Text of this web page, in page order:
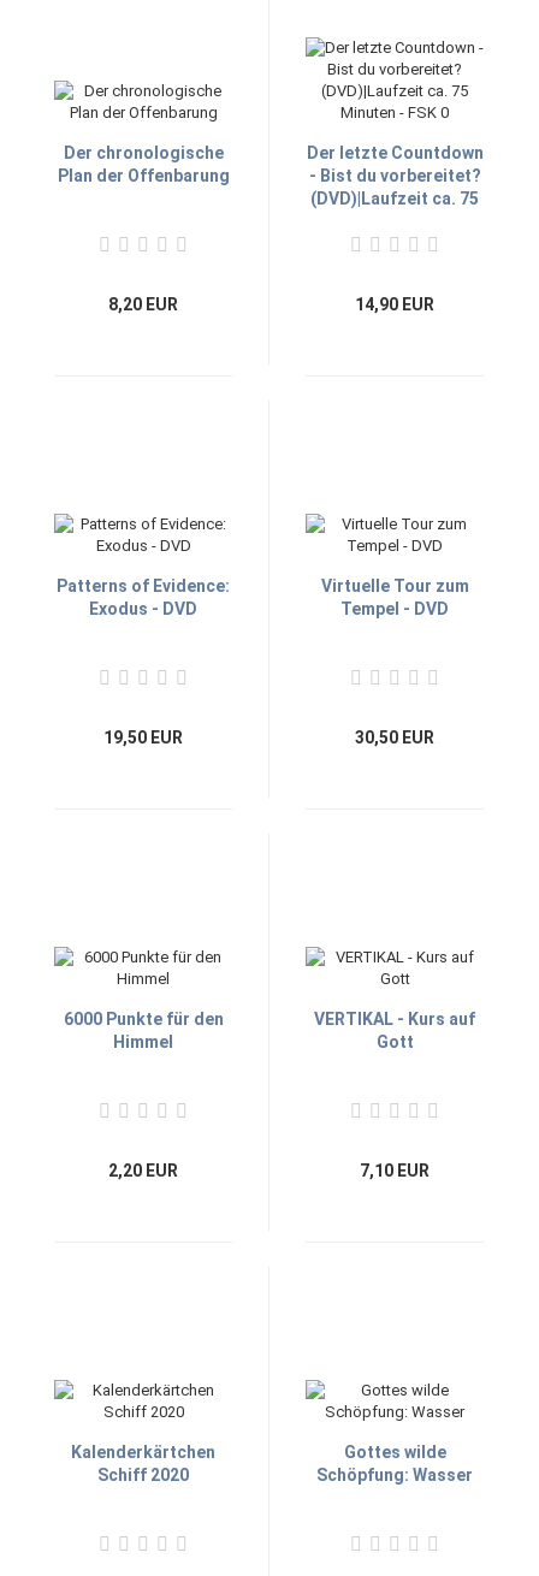
Der chronologische
Plan der Offenbarung
8,20 EUR
Der letzte Countdown
- Bist du vorbereitet?
(DVD)|Laufzeit ca. 75
14,90 EUR
Patterns of Evidence:
Exodus - DVD
19,50 EUR
Virtuelle Tour zum
Tempel - DVD
30,50 EUR
6000 Punkte für den
Himmel
2,20 EUR
VERTIKAL - Kurs auf
Gott
7,10 EUR
Kalenderkärtchen
Schiff 2020
Gottes wilde
Schöpfung: Wasser